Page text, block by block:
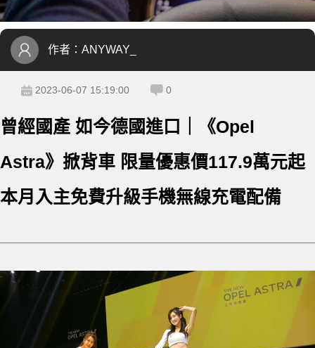
作者： ANYWAY_
2023-06-07 15:19:00 0
曾經國產 如今德國進口｜《Opel
Astra》掀背車 限量優惠價117.9萬元起
本月入主免費升級手機無線充電配備